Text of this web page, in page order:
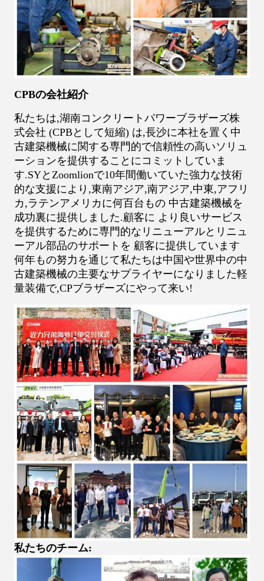
CPBの会社紹介
私たちは,湖南コンクリートパワーブラザーズ株
式会社 (CPBとして短縮) は,長沙に本社を置く中
古建築機械に関する専門的で信頼性の高いソリュ
ーションを提供することにコミットしていま
す.SYとZoomlionで10年間働いていた強力な技術
的な支援により,東南アジア,南アジア,中東,アフリ
カ,ラテンアメリカに何百台もの 中古建築機械を
成功裏に提供しました.顧客に より良いサービス
を提供するために専門的なリニューアルとリニュ
ーアル部品のサポートを 顧客に提供しています
何年もの努力を通じて私たちは中国や世界中の中
古建築機械の主要なサプライヤーになりました軽
量装備で,CPブラザーズにやって来い!
私たちのチーム: